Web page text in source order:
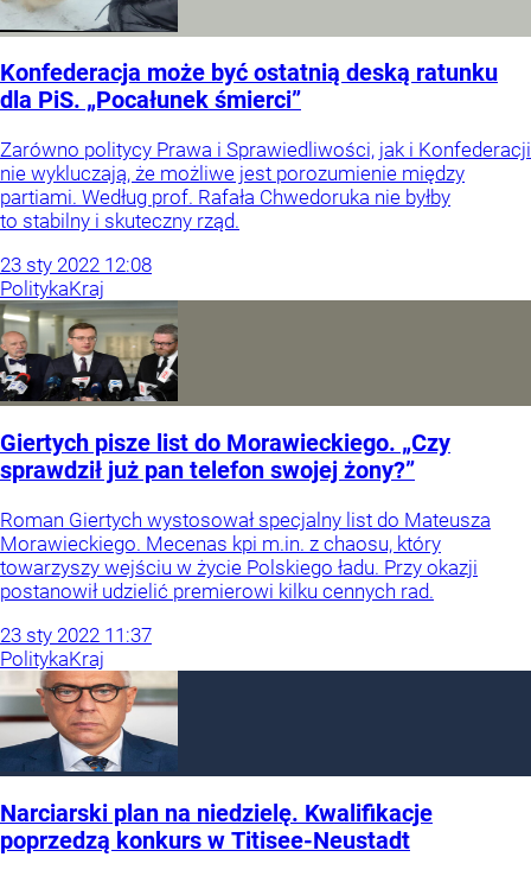
Konfederacja może być ostatnią deską ratunku
dla PiS. „Pocałunek śmierci”
Zarówno politycy Prawa i Sprawiedliwości, jak i Konfederacji
nie wykluczają, że możliwe jest porozumienie między
partiami. Według prof. Rafała Chwedoruka nie byłby
to stabilny i skuteczny rząd.
23 sty 2022 12:08
PolitykaKraj
Giertych pisze list do Morawieckiego. „Czy
sprawdził już pan telefon swojej żony?”
Roman Giertych wystosował specjalny list do Mateusza
Morawieckiego. Mecenas kpi m.in. z chaosu, który
towarzyszy wejściu w życie Polskiego ładu. Przy okazji
postanowił udzielić premierowi kilku cennych rad.
23 sty 2022 11:37
PolitykaKraj
Narciarski plan na niedzielę. Kwalifikacje
poprzedzą konkurs w Titisee-Neustadt